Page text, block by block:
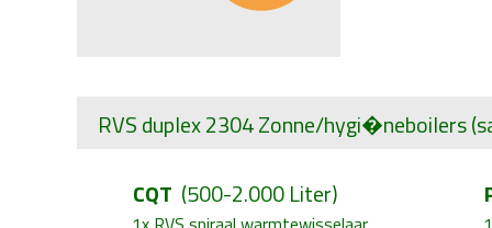
RVS duplex 2304Zonne/hygi�neboilers
CQT (500-2.000 Liter)